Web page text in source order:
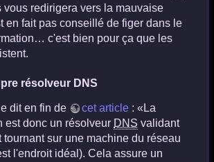
vous redirigera vers la mauvaise
en fait pas conseillé de figer dans le
c'est bien pour ça que les
résolveur DNS
dit en fin de cet article : «La
est donc un résolveur DNS validant
sur une machine du réseau
l'endroit idéal). Cela assure un